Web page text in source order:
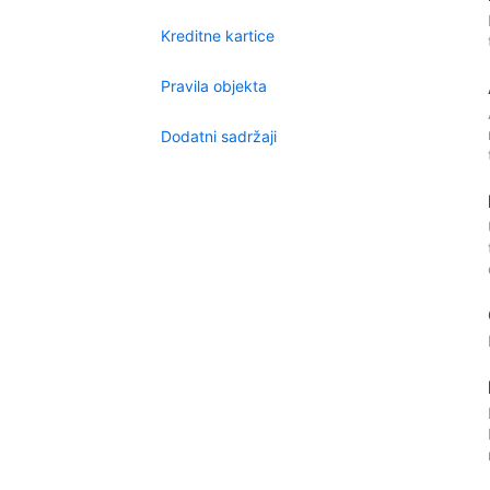
Kreditne kartice
Pravila objekta
Dodatni sadržaji